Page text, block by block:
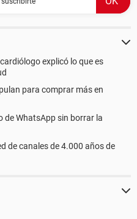
explicó lo que es
para comprar más en
de WhatsApp sin borrar la
de canales de 4.000 años de